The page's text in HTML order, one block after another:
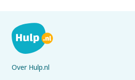
Over Hulp.nl